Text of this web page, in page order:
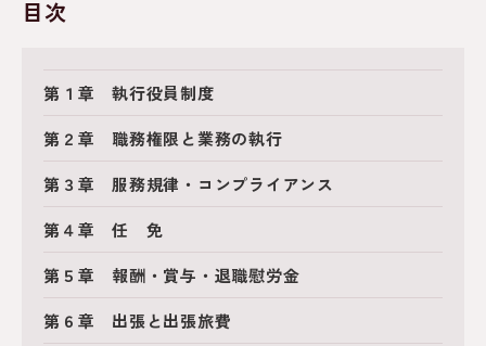
目次
第１章 執行役員制度
第２章 職務権限と業務の執行
第３章 服務規律・コンプライアンス
第４章 任 免
第５章 報酬・賞与・退職慰労金
第６章 出張と出張旅費